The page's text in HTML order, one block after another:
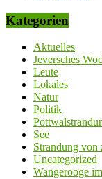
Kategorien
Aktuelles
Jeversches
Leute
Lokales
Natur
Politik
See
Strandung von
Uncategorized
Wangerooge